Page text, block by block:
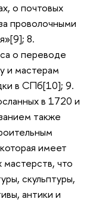
о почтовых
проволочными
8.
о переводе
и мастерам
в СПб[10]; 9.
в 1720 и
также
имеет
что
скульптуры,
антики и